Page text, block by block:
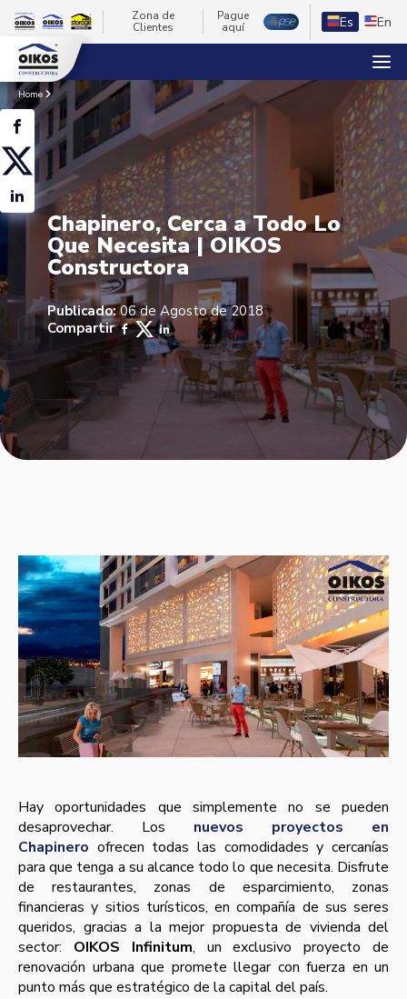
Zona de
Clientes
Pague
aquí
Es En
Home
Chapinero, Cerca a Todo Lo
Que Necesita | OIKOS
Constructora
Publicado:06 de Agosto de 2018
Compartir
Hay oportunidades que simplemente no se pueden
desaprovechar. Los nuevos proyectos en
Chapinero ofrecen todas las comodidades y cercanías
para que tenga a su alcance todo lo que necesita. Disfrute
de restaurantes, zonas de esparcimiento, zonas
financieras y sitios turísticos, en compañía de sus seres
queridos, gracias a la mejor propuesta de vivienda del
sector: OIKOS Infinitum, un exclusivo proyecto de
renovación urbana que promete llegar con fuerza en un
punto más que estratégico de la capital del país.